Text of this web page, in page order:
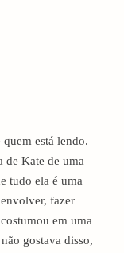
está lendo.
de Kate de uma
tudo ela é uma
fazer
em uma
gostava disso,